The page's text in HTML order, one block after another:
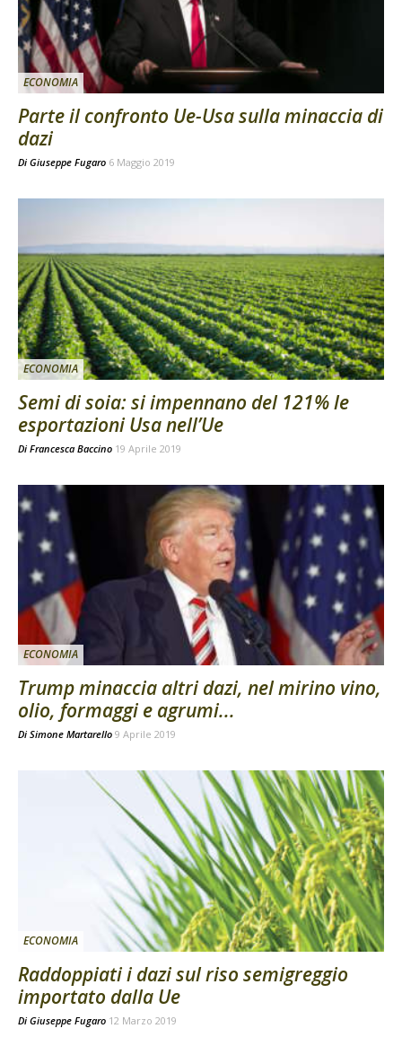
ECONOMIA
Parte il confronto Ue-Usa sulla minaccia di
dazi
Di Giuseppe Fugaro 6 Maggio 2019
ECONOMIA
Semi di soia: si impennano del 121% le
esportazioni Usa nell’Ue
Di Francesca Baccino 19 Aprile 2019
ECONOMIA
Trump minaccia altri dazi, nel mirino vino,
olio, formaggi e agrumi...
Di Simone Martarello 9 Aprile 2019
ECONOMIA
Raddoppiati i dazi sul riso semigreggio
importato dalla Ue
Di Giuseppe Fugaro 12 Marzo 2019